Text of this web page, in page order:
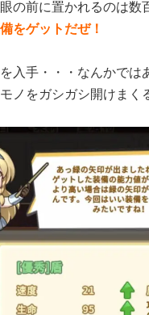
の前に置かれるのは数
をゲットだぜ！
入手・・・なんかでは
ノをガシガシ開けまく